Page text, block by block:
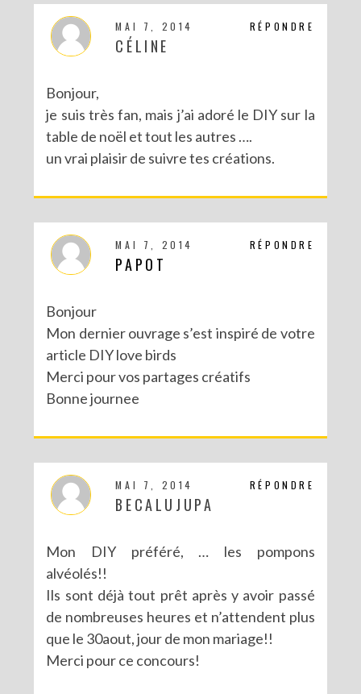
RÉPONDRE
MAI 7, 2014
CÉLINE
Bonjour,
je suis très fan, mais j’ai adoré le DIY sur la
table de noël et tout les autres ….
un vrai plaisir de suivre tes créations.
RÉPONDRE
MAI 7, 2014
PAPOT
Bonjour
Mon dernier ouvrage s’est inspiré de votre
article DIY love birds
Merci pour vos partages créatifs
Bonne journee
RÉPONDRE
MAI 7, 2014
BECALUJUPA
Mon DIY préféré, … les pompons
alvéolés!!
Ils sont déjà tout prêt après y avoir passé
de nombreuses heures et n’attendent plus
que le 30aout, jour de mon mariage!!
Merci pour ce concours!